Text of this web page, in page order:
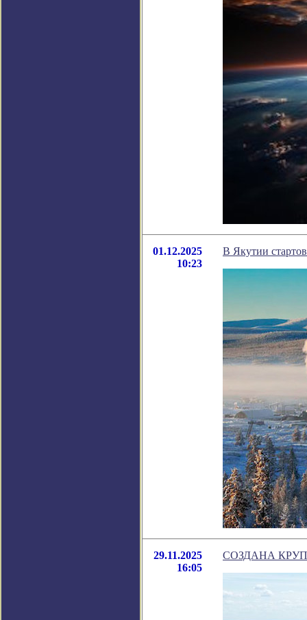
01.12.2025
10:23
В Якутии
29.11.2025
16:05
СОЗДАНА